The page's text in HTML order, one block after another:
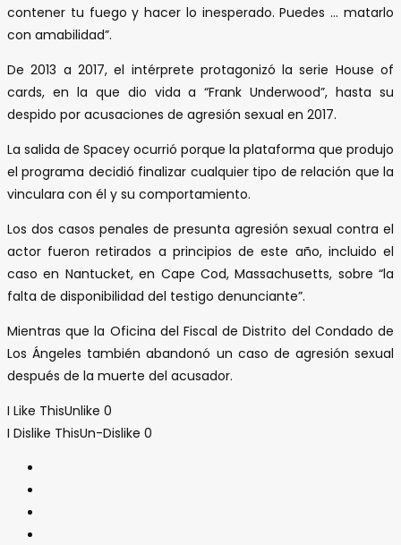
contener tu fuego y hacer lo inesperado. Puedes … matarlo
con amabilidad”.
De 2013 a 2017, el intérprete protagonizó la serie House of
cards, en la que dio vida a “Frank Underwood”, hasta su
despido por acusaciones de agresión sexual en 2017.
La salida de Spacey ocurrió porque la plataforma que produjo
el programa decidió finalizar cualquier tipo de relación que la
vinculara con él y su comportamiento.
Los dos casos penales de presunta agresión sexual contra el
actor fueron retirados a principios de este año, incluido el
caso en Nantucket, en Cape Cod, Massachusetts, sobre “la
falta de disponibilidad del testigo denunciante”.
Mientras que la Oficina del Fiscal de Distrito del Condado de
Los Ángeles también abandonó un caso de agresión sexual
después de la muerte del acusador.
I Like ThisUnlike 0
I Dislike ThisUn-Dislike 0